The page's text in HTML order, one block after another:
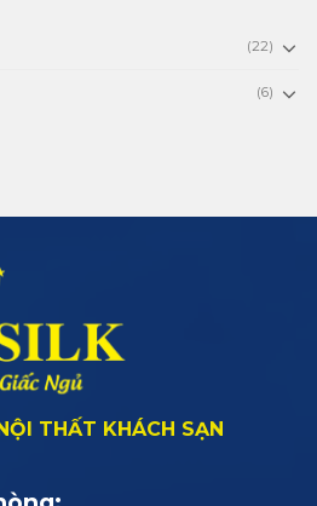
(22)
(6)
THẤT KHÁCH SẠN